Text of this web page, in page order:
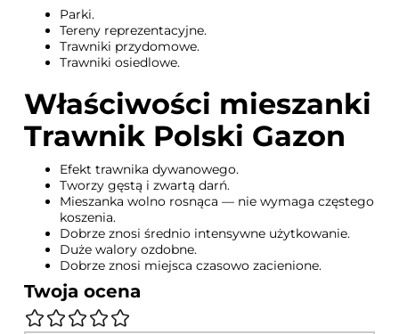
Parki.
Tereny reprezentacyjne.
Trawniki przydomowe.
Trawniki osiedlowe.
Właściwości mieszanki
Trawnik Polski Gazon
Efekt trawnika dywanowego.
Tworzy gęstą i zwartą darń.
Mieszanka wolno rosnąca — nie wymaga częstego
koszenia.
Dobrze znosi średnio intensywne użytkowanie.
Duże walory ozdobne.
Dobrze znosi miejsca czasowo zacienione.
Twoja ocena